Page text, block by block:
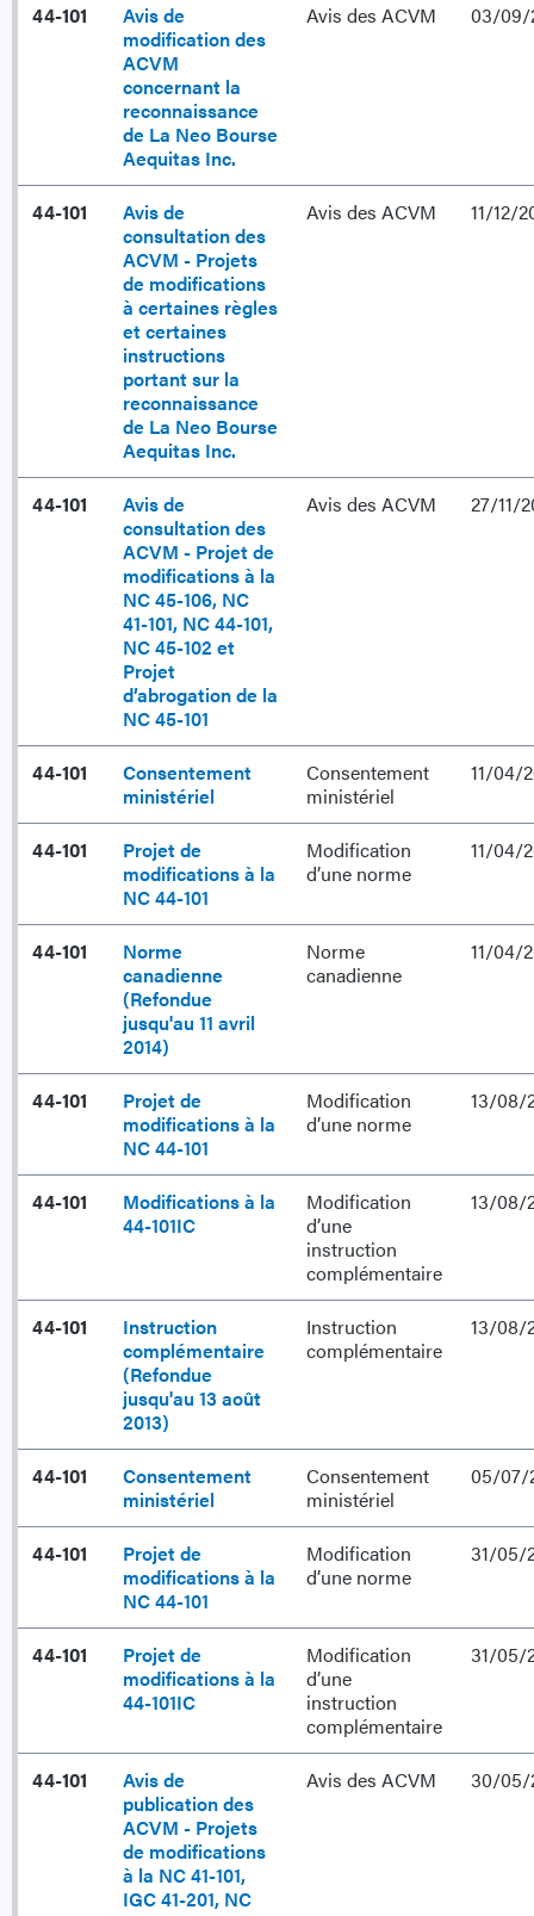
44-101
Avis de
modification des
ACVM
concernant la
reconnaissance
de La Neo Bourse
Aequitas Inc.
Avis des ACVM 03/09/
44-101
Avis de
consultation des
ACVM - Projets
de modifications
à certaines règles
et certaines
instructions
portant sur la
reconnaissance
de La Neo Bourse
Aequitas Inc.
Avis des ACVM 11/12/
44-101
Avis de
consultation des
ACVM - Projet de
modifications à la
NC 45-106, NC
41-101, NC 44-101,
NC 45-102 et
Projet
d’abrogation de la
NC 45-101
Avis des ACVM 27/11/
44-101
Consentement
ministériel
Consentement
ministériel
11/04/
44-101
Projet de
modifications à la
NC 44-101
Modification
d’une norme
11/04/
44-101
Norme
canadienne
(Refondue
jusqu'au 11 avril
2014)
Norme
canadienne
11/04/
44-101
Projet de
modifications à la
NC 44-101
Modification
d’une norme
13/08/
44-101
Modifications à la
44-101IC
Modification
d’une
instruction
complémentaire
13/08/
44-101
Instruction
complémentaire
(Refondue
jusqu'au 13 août
2013)
Instruction
complémentaire
13/08/
44-101
Consentement
ministériel
Consentement
ministériel
05/07/
44-101
Projet de
modifications à la
NC 44-101
Modification
d’une norme
31/05/
44-101
Projet de
modifications à la
44-101IC
Modification
d’une
instruction
complémentaire
31/05/
44-101
Avis de
publication des
ACVM - Projets
de modifications
à la NC 41-101,
IGC 41-201, NC
Avis des ACVM 30/05/